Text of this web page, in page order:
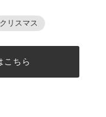
クリスマス
こちら